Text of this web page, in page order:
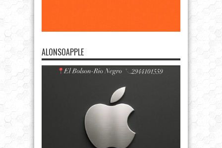
ALONSOAPPLE